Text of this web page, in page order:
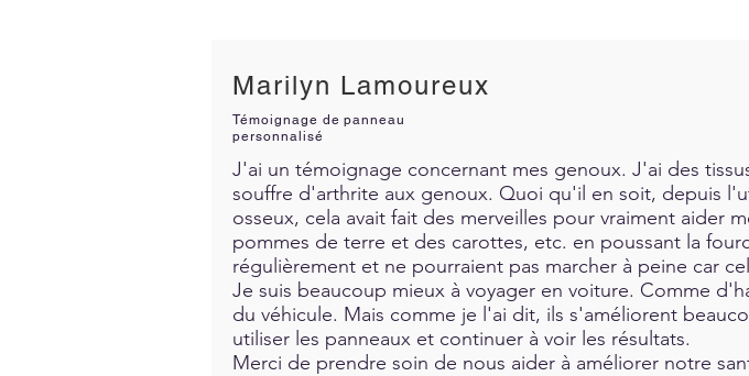
Marilyn Lamoureux
Témoignage de panneau
personnalisé
J'ai un témoignage concernant mes genoux. J'ai des
souffre d'arthrite aux genoux. Quoi qu'il en soit, depuis
osseux, cela avait fait des merveilles pour vraiment aider
pommes de terre et des carottes, etc. en poussant la
régulièrement et ne pourraient pas marcher à peine car
Je suis beaucoup mieux à voyager en voiture. Comme
du véhicule. Mais comme je l'ai dit, ils s'améliorent
utiliser les panneaux et continuer à voir les résultats.
Merci de prendre soin de nous aider à améliorer notre